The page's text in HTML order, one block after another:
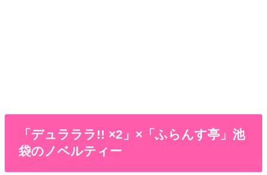
「デュラララ!! ×2」×「ふらんす亭」池
袋のノベルティー